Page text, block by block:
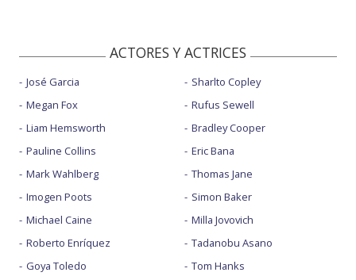
ACTORES Y ACTRICES
José Garcia
Megan Fox
Liam Hemsworth
Pauline Collins
Mark Wahlberg
Imogen Poots
Michael Caine
Roberto Enríquez
Goya Toledo
Sharlto Copley
Rufus Sewell
Bradley Cooper
Eric Bana
Thomas Jane
Simon Baker
Milla Jovovich
Tadanobu Asano
Tom Hanks